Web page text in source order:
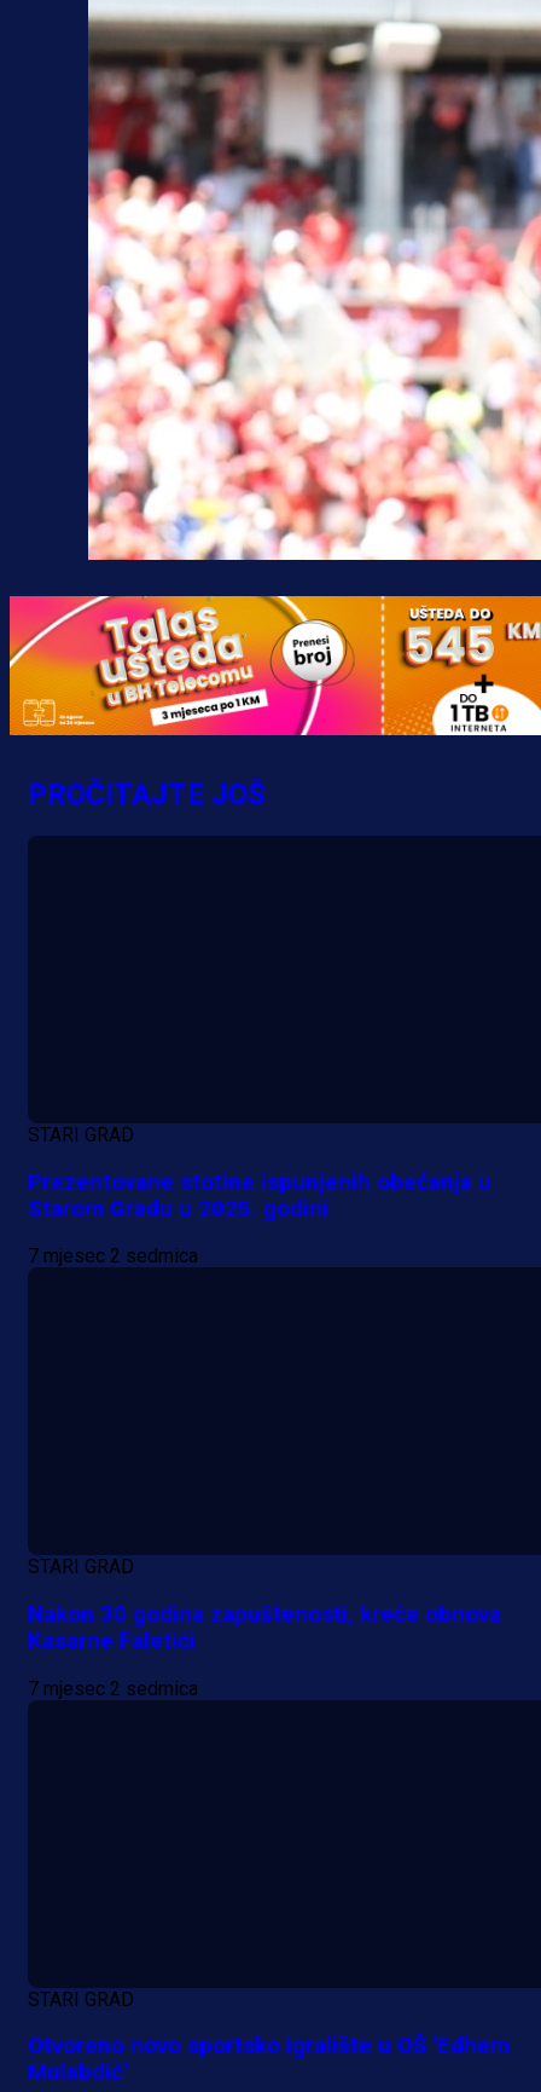
A Selekcija
Lukić seli u Bundesligu? Dva
PROČITAJTE JOŠ
STARI GRAD
Prezentovane stotine ispunjenih obećanja u
Starom Gradu u 2025. godini
7 mjesec 2 sedmica
STARI GRAD
Nakon 30 godina zapuštenosti, kreće obnova
Kasarne Faletići
7 mjesec 2 sedmica
STARI GRAD
Otvoreno novo sportsko igralište u OŠ 'Edhem
Mulabdić'